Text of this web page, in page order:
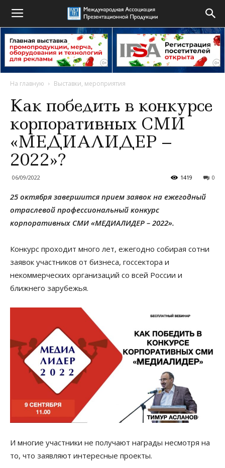
На главную Выставки, мероприятия
Как победить в конкурсе
корпоративных СМИ
«МЕДИАЛИДЕР –
2022»?
06/09/2022 0
1419
25 октября завершится прием заявок на ежегодный
отраслевой профессиональный конкурс
корпоративных СМИ «МЕДИАЛИДЕР – 2022».
Конкурс проходит много лет, ежегодно собирая сотни
заявок участников от бизнеса, госсектора и
некоммерческих организаций со всей России и
ближнего зарубежья.
И многие участники не получают награды несмотря на
то, что заявляют интересные проекты.